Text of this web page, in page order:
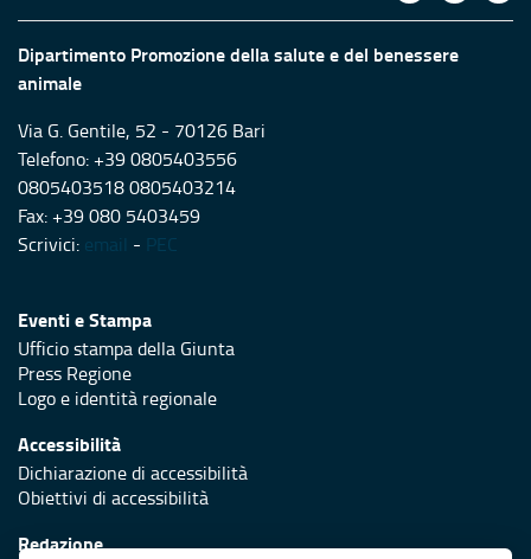
Dipartimento Promozione della salute e del benessere
animale
Via G. Gentile, 52 - 70126 Bari
Telefono: +39 0805403556
0805403518 0805403214
Fax: +39 080 5403459
Scrivici: email - PEC
Eventi e Stampa
Ufficio stampa della Giunta
Press Regione
Logo e identità regionale
Accessibilità
Dichiarazione di accessibilità
Obiettivi di accessibilità
Redazione